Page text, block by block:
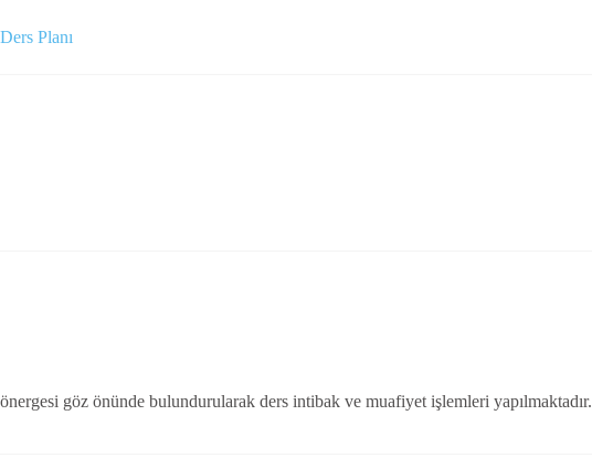
Planı
göz önünde bulundurularak ders intibak ve muafiyet işlemleri yapılmaktadır.